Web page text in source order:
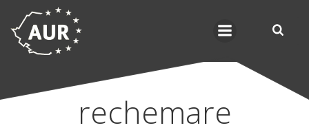
rechemare